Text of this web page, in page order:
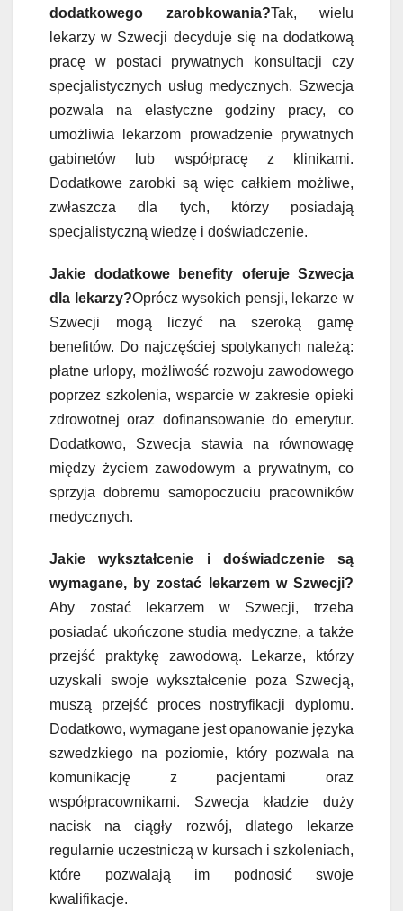
dodatkowego zarobkowania?Tak, wielu
lekarzy w Szwecji decyduje się na dodatkową
pracę w postaci prywatnych konsultacji czy
specjalistycznych usług medycznych. Szwecja
pozwala na elastyczne godziny pracy, co
umożliwia lekarzom prowadzenie prywatnych
gabinetów lub współpracę z klinikami.
Dodatkowe zarobki są więc całkiem możliwe,
zwłaszcza dla tych, którzy posiadają
specjalistyczną wiedzę i doświadczenie.
Jakie dodatkowe benefity oferuje Szwecja
dla lekarzy?Oprócz wysokich pensji, lekarze w
Szwecji mogą liczyć na szeroką gamę
benefitów. Do najczęściej spotykanych należą:
płatne urlopy, możliwość rozwoju zawodowego
poprzez szkolenia, wsparcie w zakresie opieki
zdrowotnej oraz dofinansowanie do emerytur.
Dodatkowo, Szwecja stawia na równowagę
między życiem zawodowym a prywatnym, co
sprzyja dobremu samopoczuciu pracowników
medycznych.
Jakie wykształcenie i doświadczenie są
wymagane, by zostać lekarzem w Szwecji?
Aby zostać lekarzem w Szwecji, trzeba
posiadać ukończone studia medyczne, a także
przejść praktykę zawodową. Lekarze, którzy
uzyskali swoje wykształcenie poza Szwecją,
muszą przejść proces nostryfikacji dyplomu.
Dodatkowo, wymagane jest opanowanie języka
szwedzkiego na poziomie, który pozwala na
komunikację z pacjentami oraz
współpracownikami. Szwecja kładzie duży
nacisk na ciągły rozwój, dlatego lekarze
regularnie uczestniczą w kursach i szkoleniach,
które pozwalają im podnosić swoje
kwalifikacje.